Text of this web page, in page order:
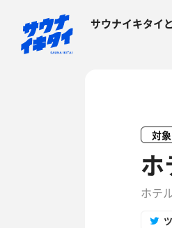
サウナイキタイ
対
ホテ